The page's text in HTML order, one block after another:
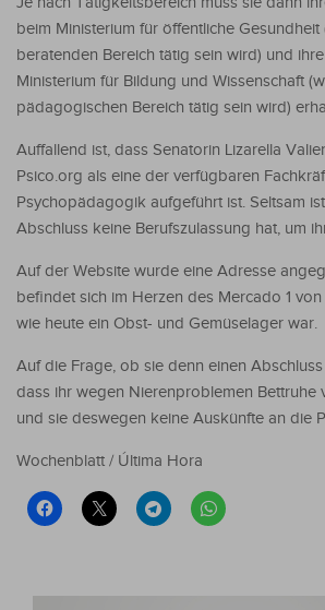
beim Ministerium für öffentliche Gesundheit
beratenden Bereich tätig sein wird) und
Ministerium für Bildung und Wissenschaft
pädagogischen Bereich tätig sein wird)
Auffallend ist, dass Senatorin Lizarella
Psico.org als eine der verfügbaren
Psychopädagogik aufgeführt ist. Seltsam
Abschluss keine Berufszulassung hat, um
Auf der Website wurde eine Adresse
befindet sich im Herzen des Mercado 1
wie heute ein Obst- und Gemüselager war.
Auf die Frage, ob sie denn einen
dass ihr wegen Nierenproblemen Bettruhe
und sie deswegen keine Auskünfte an die
Wochenblatt / Última Hora